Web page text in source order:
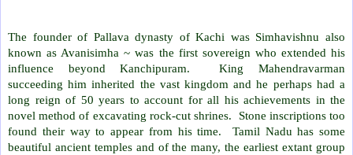
The founder of Pallava dynasty of Kachi was Simhavishnu also
known as Avanisimha ~ was the first sovereign who extended his
influence beyond Kanchipuram. King Mahendravarman
succeeding him inherited the vast kingdom and he perhaps had a
long reign of 50 years to account for all his achievements in the
novel method of excavating rock-cut shrines. Stone inscriptions too
found their way to appear from his time. Tamil Nadu has some
beautiful ancient temples and of the many, the earliest extant group